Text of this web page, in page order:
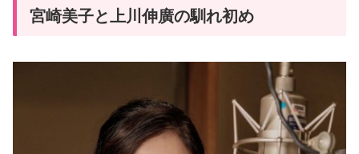
宮崎美子と上川伸廣の馴れ初め